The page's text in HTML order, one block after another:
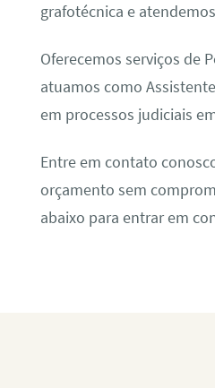
grafotécnica e
Oferecemos serviços de
atuamos como
em processos judiciais
Entre em contato
orçamento sem
abaixo para entrar em